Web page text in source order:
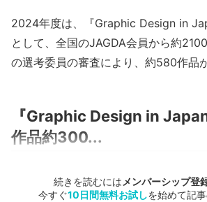
2024年度は、『Graphic Design in
として、全国のJAGDA会員から約
の選考委員の審査により、約580作品
『Graphic Design in
作品約300...
続きを読むには メンバーシップ登
今すぐ10日間無料お試しを始めて記